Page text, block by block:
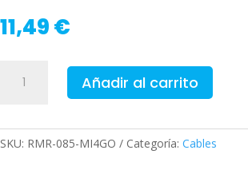
11,49€
Xiaomi
Añadir al carrito
SKU: RMR-085-MI4GO Categoría: Cables